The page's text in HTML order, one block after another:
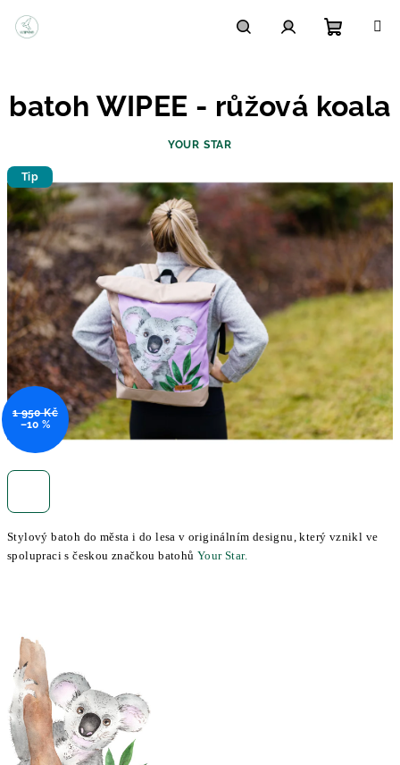
košík
Stylový batoh do města i do lesa v originálním designu, který vznikl ve
spolupraci s českou značkou batohů Your Star.
batoh WIPEE - růžová koala
YOUR STAR
Tip
1 950 Kč
–10 %